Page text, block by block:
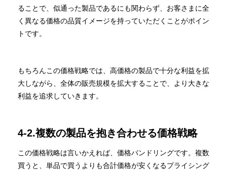
ることで、似通った製品であるにも関わらず、お客さまに全
く異なる価格の品質イメージを持っていただくことがポイン
トです。
もちろんこの価格戦略では、高価格の製品で十分な利益を拡
大しながら、全体の販売規模を拡大することで、より大きな
利益を追求していきます。
4-2.複数の製品を抱き合わせる価格戦略
この価格戦略は言いかえれば、価格バンドリングです。複数
買うと、単品で買うよりも合計価格が安くなるプライシング